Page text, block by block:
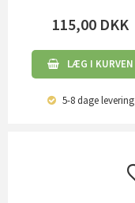
115,00 DKK
LÆG I KURVEN
5-8 dagelevering